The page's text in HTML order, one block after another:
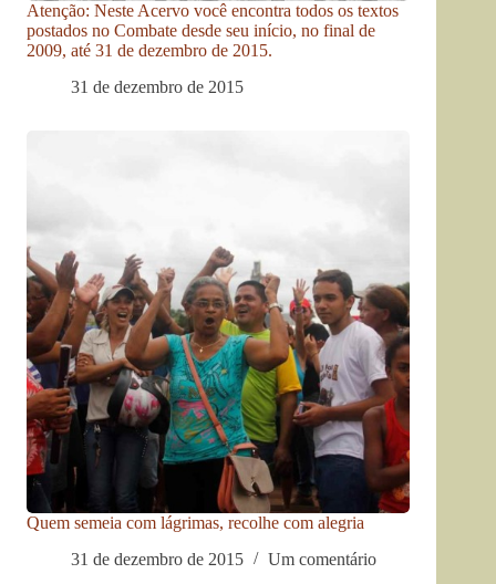
Atenção: Neste Acervo você encontra todos os textos
postados no Combate desde seu início, no final de
2009, até 31 de dezembro de 2015.
31 de dezembro de 2015
Quem semeia com lágrimas, recolhe com alegria
31 de dezembro de 2015
Um comentário